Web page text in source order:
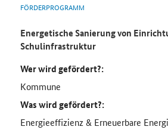
FÖRDERPROGRAMM
Energetische Sanierung von
Schulinfrastruktur
Wer wird gefördert?:
Kommune
Was wird gefördert?:
Energieeffizienz & Erneuerbare